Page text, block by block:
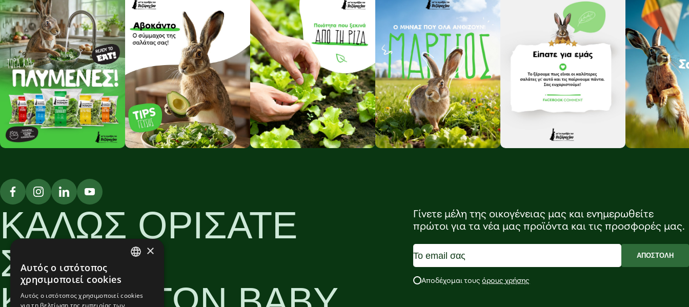
ΚΑΛΩΣ ΟΡΙΣΑΤΕ
ΣΤΟΝ
Γίνετε μέλη της οικογένειας μας και ενημερωθείτε
πρώτοι για τα νέα μας προϊόντα και τις προσφορές μας.
ΑΠΟΣΤΟΛΗ
Αποδέχομαι τουςόρους χρήσης
×
Αυτός ο ιστότοπος
χρησιμοποιεί cookies
Αυτός ο ιστότοπος χρησιμοποιεί cookies
για τη βελτίωση της εμπειρίας των